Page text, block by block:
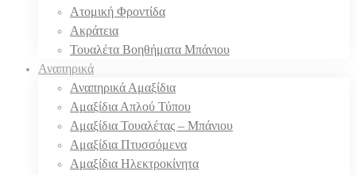
Ατομική Φροντίδα
Ακράτεια
Τουαλέτα Βοηθήματα Μπάνιου
Αναπηρικά
Αναπηρικά Αμαξίδια
Αμαξίδια Απλού Τύπου
Αμαξίδια Τουαλέτας – Μπάνιου
Αμαξίδια Πτυσσόμενα
Αμαξίδια Ηλεκτροκίνητα